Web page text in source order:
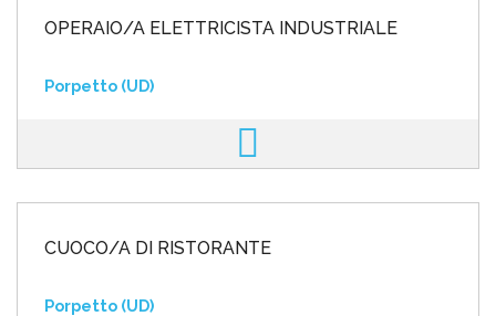
OPERAIO/A ELETTRICISTA INDUSTRIALE
Porpetto (UD)
CUOCO/A DI RISTORANTE
Porpetto (UD)